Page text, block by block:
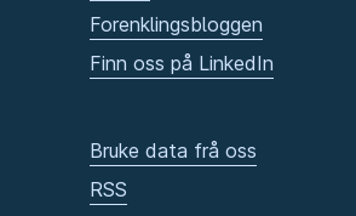
Forenklingsbloggen
Finn oss på LinkedIn
Bruke data frå oss
RSS